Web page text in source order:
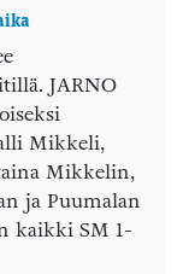
JARNO
Mikkeli,
Mikkelin,
ja Puumalan
kaikki SM 1-